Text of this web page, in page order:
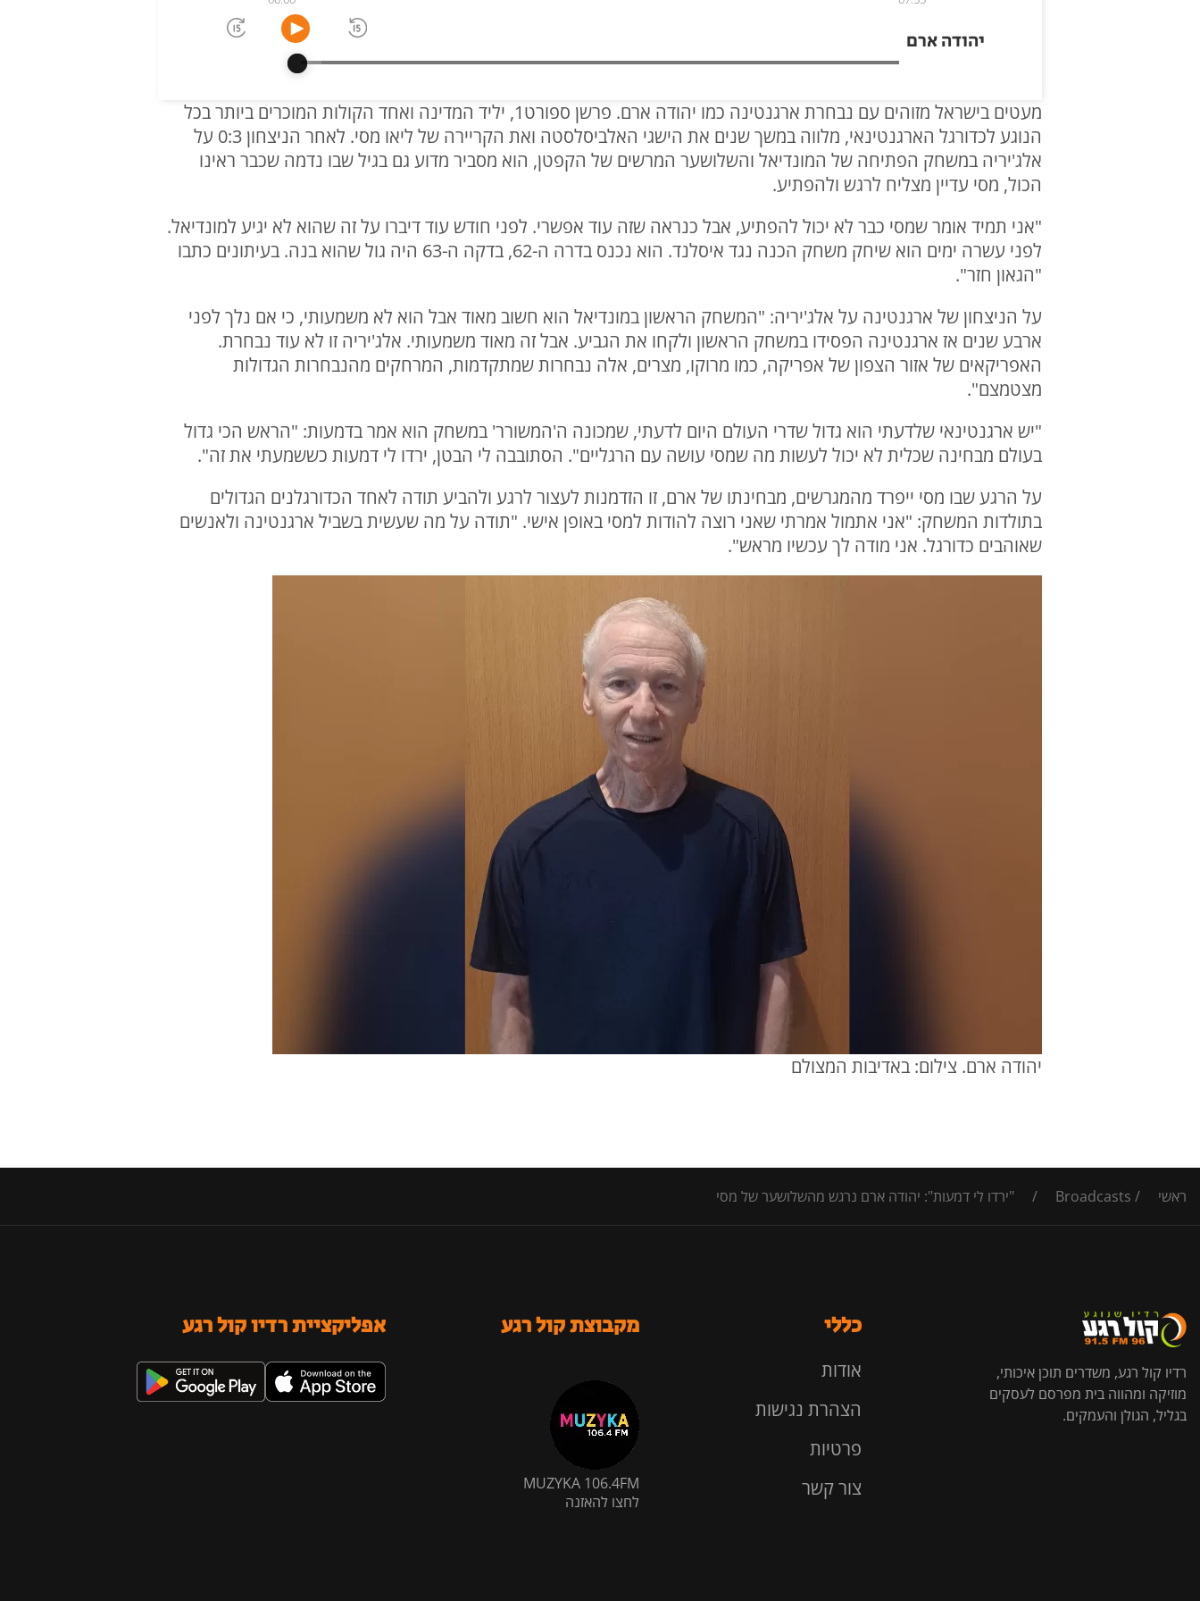
יהודה ארם
מעטים בישראל מזוהים עם נבחרת ארגנטינה כמו יהודה ארם. פרשן ספורט1, יליד המדינה ואחד הקולות המוכרים ביותר בכל
הנוגע לכדורגל הארגנטינאי, מלווה במשך שנים את הישגי האלביסלסטה ואת הקריירה של ליאו מסי. לאחר הניצחון 0:3 על
אלג'יריה במשחק הפתיחה של המונדיאל והשלושער המרשים של הקפטן, הוא מסביר מדוע גם בגיל שבו נדמה שכבר ראינו
הכול, מסי עדיין מצליח לרגש ולהפתיע.
"אני תמיד אומר שמסי כבר לא יכול להפתיע, אבל כנראה שזה עוד אפשרי. לפני חודש עוד דיברו על זה שהוא לא יגיע למונדיאל.
לפני עשרה ימים הוא שיחק משחק הכנה נגד איסלנד. הוא נכנס בדרה ה-62, בדקה ה-63 היה גול שהוא בנה. בעיתונים כתבו
"הגאון חזר".
על הניצחון של ארגנטינה על אלג'יריה: "המשחק הראשון במונדיאל הוא חשוב מאוד אבל הוא לא משמעותי, כי אם נלך לפני
ארבע שנים אז ארגנטינה הפסידו במשחק הראשון ולקחו את הגביע. אבל זה מאוד משמעותי. אלג'יריה זו לא עוד נבחרת.
האפריקאים של אזור הצפון של אפריקה, כמו מרוקו, מצרים, אלה נבחרות שמתקדמות, המרחקים מהנבחרות הגדולות
מצטמצם".
"יש ארגנטינאי שלדעתי הוא גדול שדרי העולם היום לדעתי, שמכונה ה'המשורר' במשחק הוא אמר בדמעות: "הראש הכי גדול
בעולם מבחינה שכלית לא יכול לעשות מה שמסי עושה עם הרגליים". הסתובבה לי הבטן, ירדו לי דמעות כששמעתי את זה".
על הרגע שבו מסי ייפרד מהמגרשים, מבחינתו של ארם, זו הזדמנות לעצור לרגע ולהביע תודה לאחד הכדורגלנים הגדולים
בתולדות המשחק: "אני אתמול אמרתי שאני רוצה להודות למסי באופן אישי. "תודה על מה שעשית בשביל ארגנטינה ולאנשים
שאוהבים כדורגל. אני מודה לך עכשיו מראש".
יהודה ארם. צילום: באדיבות המצולם
ראשי /
Broadcasts
/ "ירדו לי דמעות": יהודה ארם נרגש מהשלושער של מסי
רדיו קול רגע, משדרים תוכן איכותי,
מוזיקה ומהווה בית מפרסם לעסקים
בגליל, הגולן והעמקים.
כללי
אודות
הצהרת נגישות
פרטיות
צור קשר
מקבוצת קול רגע
MUZYKA 106.4FM
לחצו להאזנה
אפליקציית רדיו קול רגע